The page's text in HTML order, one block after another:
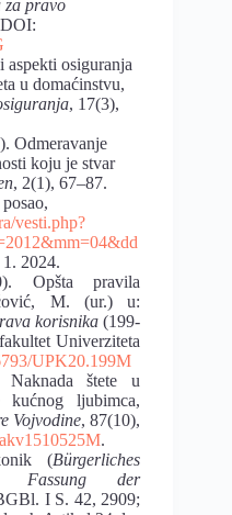
za pravo
osiguranja
u domaćinstvu,
, 17(3),
Odmeravanje
koju je stvar
, 2(1), 67–87.
vesti.php?
1. 2024.
Opšta pravila
M. (ur.) u:
korisnika (199-
Univerziteta
UPK20.199M
štete u
ljubimca,
Vojvodine, 87(10),
.
(Bürgerliches
Fassung der
I S. 42, 2909;